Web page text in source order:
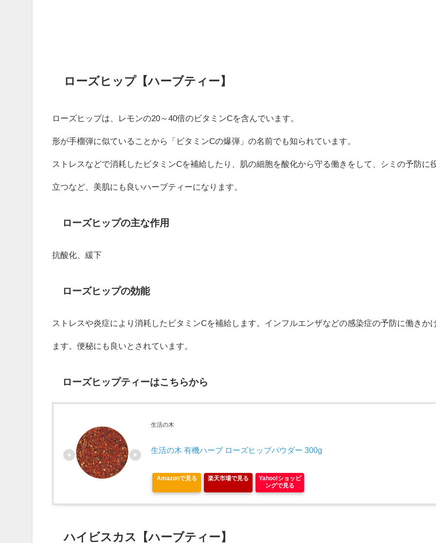
ローズヒップ【ハーブティー】
ローズヒップは、レモンの20～40倍のビタミンCを含んでいます。
形が手榴弾に似ていることから「ビタミンCの爆弾」の名前でも知られています。
ストレスなどで消耗したビタミンCを補給したり、肌の細胞を酸化から守る働きをして、シミの予防に
立つなど、美肌にも良いハーブティーになります。
ローズヒップの主な作用
抗酸化、緩下
ローズヒップの効能
ストレスや炎症により消耗したビタミンCを補給します。インフルエンザなどの感染症の予防に働きか
ます。便秘にも良いとされています。
ローズヒップティーはこちらから
生活の木
生活の木 有機ハーブ ローズヒップパウダー 300g
Amazonで見る 楽天市場で見る
Yahoo!ショッピ
ングで見る
ハイビスカス【ハーブティー】